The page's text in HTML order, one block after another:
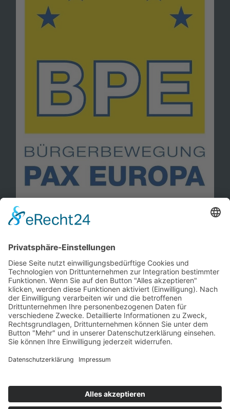
Kontakt
Mitglied werden!
Impressum
Datenschutz
Copyright 2023. All rights reserved.